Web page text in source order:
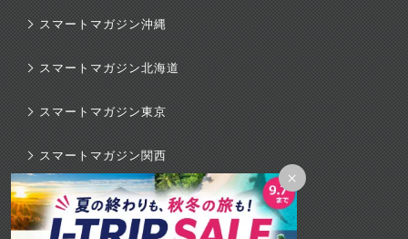
×
スマートマガジン沖縄
スマートマガジン北海道
スマートマガジン東京
スマートマガジン関西
スマートマガジンハワイ